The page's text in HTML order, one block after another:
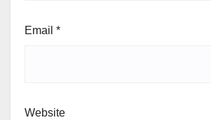
Email *
Website